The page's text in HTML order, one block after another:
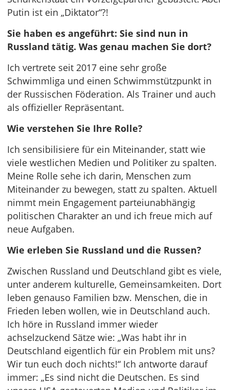
Putin ist ein „Diktator“?!
Sie haben es angeführt: Sie sind nun in
Russland tätig. Was genau machen Sie dort?
Ich vertrete seit 2017 eine sehr große
Schwimmliga und einen Schwimmstützpunkt in
der Russischen Föderation. Als Trainer und auch
als offizieller Repräsentant.
Wie verstehen Sie Ihre Rolle?
Ich sensibilisiere für ein Miteinander, statt wie
viele westlichen Medien und Politiker zu spalten.
Meine Rolle sehe ich darin, Menschen zum
Miteinander zu bewegen, statt zu spalten. Aktuell
nimmt mein Engagement parteiunabhängig
politischen Charakter an und ich freue mich auf
neue Aufgaben.
Wie erleben Sie Russland und die Russen?
Zwischen Russland und Deutschland gibt es viele,
unter anderem kulturelle, Gemeinsamkeiten. Dort
leben genauso Familien bzw. Menschen, die in
Frieden leben wollen, wie in Deutschland auch.
Ich höre in Russland immer wieder
achselzuckend Sätze wie: „Was habt ihr in
Deutschland eigentlich für ein Problem mit uns?
Wir tun euch doch nichts!“ Ich antworte darauf
immer: „Es sind nicht die Deutschen. Es sind